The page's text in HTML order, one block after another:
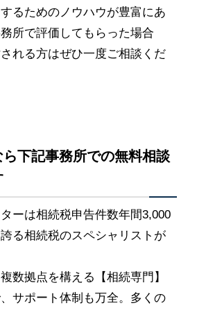
るためのノウハウが豊富にあ
所で評価してもらった場合
れる方はぜひ一度ご相談くだ
下記事務所での無料相談
ーは相続税申告件数年間3,000
る相続税のスペシャリストが
数拠点を構える【相続専門】
サポート体制も万全。多くの